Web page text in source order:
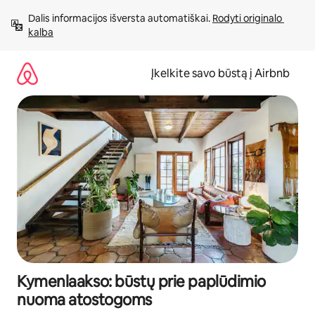
prie
turinio
Dalis informacijos išversta automatiškai. Rodyti originalo
kalba
Įkelkite savo būstą į Airbnb
Kymenlaakso: būstų prie paplūdimio
nuoma atostogoms